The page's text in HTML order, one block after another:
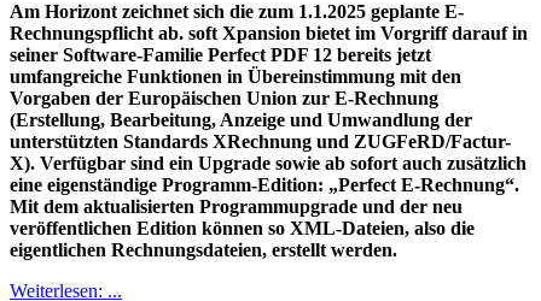
Am Horizont zeichnet sich die zum 1.1.2025 geplante E-
Rechnungspflicht ab. soft Xpansion bietet im Vorgriff darauf in
seiner Software-Familie Perfect PDF 12 bereits jetzt
umfangreiche Funktionen in Übereinstimmung mit den
Vorgaben der Europäischen Union zur E-Rechnung
(Erstellung, Bearbeitung, Anzeige und Umwandlung der
unterstützten Standards XRechnung und ZUGFeRD/Factur-
X). Verfügbar sind ein Upgrade sowie ab sofort auch zusätzlich
eine eigenständige Programm-Edition: „Perfect E-Rechnung“.
Mit dem aktualisierten Programmupgrade und der neu
veröffentlichen Edition können so XML-Dateien, also die
eigentlichen Rechnungsdateien, erstellt werden.
Weiterlesen: ...